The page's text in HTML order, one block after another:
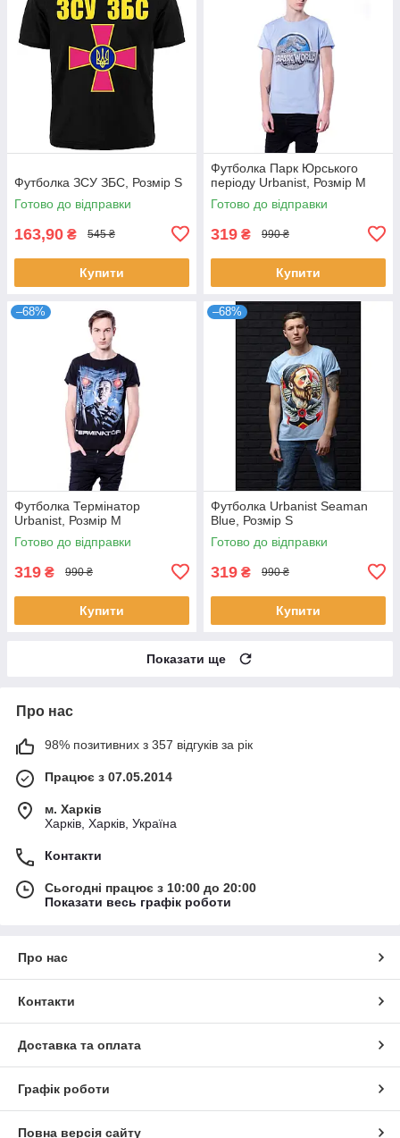
Футболка ЗСУ ЗБС, Розмір S
Готово до відправки
163,90 ₴ 545 ₴
Купити
Футболка Парк Юрського
періоду Urbanist, Розмір M
Готово до відправки
319 ₴ 990 ₴
Купити
–68%
Футболка Термінатор
Urbanist, Розмір M
Готово до відправки
319 ₴ 990 ₴
Купити
–68%
Футболка Urbanist Seaman
Blue, Розмір S
Готово до відправки
319 ₴ 990 ₴
Купити
Показати ще
Про нас
98% позитивних з 357 відгуків за рік
Працює з 07.05.2014
м. Харків
Харків, Харків, Україна
Контакти
Сьогодні працює з 10:00 до 20:00
Показати весь графік роботи
Про нас
Контакти
Доставка та оплата
Графік роботи
Повна версія сайту